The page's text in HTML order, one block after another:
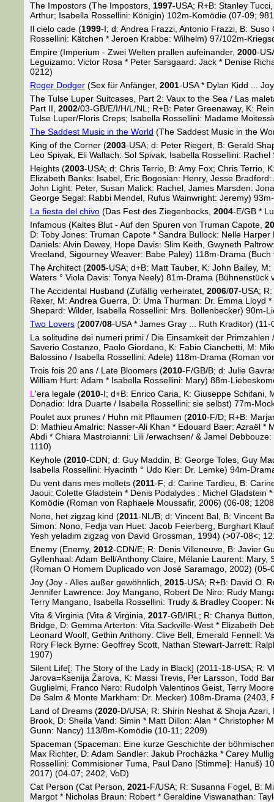
The Impostors (The Impostors, 1997-USA; R+B: Stanley
Arthur; Isabella Rossellini: Königin) 102m-Komödie (07-09;
Il cielo cade (1999-I; d: Andrea Frazzi, Antonio Frazzi, B:
Rossellini: Kätchen * Jeroen Krabbe: Wilhelm) 97/102m-
Empire (Imperium - Zwei Welten prallen aufeinander, 2000-
Leguizamo: Victor Rosa * Peter Sarsgaard: Jack * Denise
0212)
Roger Dodger (Sex für Anfänger, 2001-USA * Dylan Kidd ...
The Tulse Luper Suitcases, Part 2: Vaux to the Sea / Las
Part II, 2002/03-GB/E/I/H/L/NL; R+B: Peter Greenaway, K:
Tulse Luper/Floris Creps; Isabella Rossellini: Madame
The Saddest Music in the World (The Saddest Music in the
King of the Corner (2003-USA; d: Peter Riegert, B: Gerald
Leo Spivak, Eli Wallach: Sol Spivak, Isabella Rossellini:
Heights (2003-USA; d: Chris Terrio, B: Amy Fox; Chris Terrio,
Elizabeth Banks: Isabel, Eric Bogosian: Henry, Jesse
John Light: Peter, Susan Malick: Rachel, James Marsden:
George Segal: Rabbi Mendel, Rufus Wainwright: Jeremy)
La fiesta del chivo (Das Fest des Ziegenbocks, 2004-E/GB *
Infamous (Kaltes Blut - Auf den Spuren von Truman Capote,
D: Toby Jones: Truman Capote * Sandra Bullock: Nelle
Daniels: Alvin Dewey, Hope Davis: Slim Keith, Gwyneth
Vreeland, Sigourney Weaver: Babe Paley) 118m-Drama
The Architect (2005-USA; d+B: Matt Tauber, K: John Bailey,
Waters ° Viola Davis: Tonya Neely) 81m-Drama
The Accidental Husband (Zufällig verheiratet, 2006/07-USA;
Rexer, M: Andrea Guerra, D: Uma Thurman: Dr. Emma Lloyd
Shepard: Wilder, Isabella Rossellini: Mrs. Bollenbecker) 90m-
Two Lovers (2007/08-USA * James Gray ... Ruth Kraditor) (11-
La solitudine dei numeri primi / Die Einsamkeit der
Saverio Costanzo, Paolo Giordano, K: Fabio Cianchetti, M:
Balossino / Isabella Rossellini: Adele) 118m-Drama (Roman
Trois fois 20 ans / Late Bloomers (2010-F/GB/B; d: Julie
William Hurt: Adam * Isabella Rossellini: Mary) 88m-
L 'era legale (2010-I; d+B: Enrico Caria, K: Giuseppe Schifani,
Donadio: Idra Duarte / Isabella Rossellini: sie selbst) 77m-
Poulet aux prunes / Huhn mit Pflaumen (2010-F/D; R+B:
D: Mathieu Amalric: Nasser-Ali Khan * Edouard Baer: Azraël
Abdi * Chiara Mastroianni: Lili /erwachsen/ & Jamel
1110)
Keyhole (2010-CDN; d: Guy Maddin, B: George Toles, Guy
Isabella Rossellini: Hyacinth ° Udo Kier: Dr. Lemke) 94m-
Du vent dans mes mollets (2011-F; d: Carine Tardieu, B:
Jaoui: Colette Gladstein * Denis Podalydes : Michel
Komödie (Roman von Raphaele Moussafir, 2006) (06-08;
Nono, het zigzag kind (2011-NL/B; d: Vincent Bal, B: Vincent
Simon: Nono, Fedja van Huet: Jacob Feierberg, Burghart
Yesh yeladim zigzag von David Grossman, 1994) (>07-08<;
Enemy (Enemy, 2012-CDN/E; R: Denis Villeneuve, B: Javier
Gyllenhaal: Adam Bell/Anthony Claire, Mélanie Laurent:
(Roman O Homem Duplicado von José Saramago, 2002) (05-
Joy (Joy - Alles außer gewöhnlich, 2015-USA; R+B: David O.
Jennifer Lawrence: Joy Mangano, Robert De Niro: Rudy
Terry Mangano, Isabella Rossellini: Trudy & Bradley Cooper:
Vita & Virginia (Vita & Virginia, 2017-GB/IRL; R: Chanya
Bridge, D: Gemma Arterton: Vita Sackville-West * Elizabeth
Leonard Woolf, Gethin Anthony: Clive Bell, Emerald Fennell:
Rory Fleck Byrne: Geoffrey Scott, Nathan Stewart-Jarrett:
1907)
Silent Life[: The Story of the Lady in Black] (2011-18-USA; R:
Jarova=Ksenija Žarova, K: Massi Trevis, Per Larsson, Todd
Guglielmi, Franco Nero: Rudolph Valentinos Geist, Terry
De Salm & Monte Markham: Dr. Mecker) 108m-Drama (2403,
Land of Dreams (2020-D/USA; R: Shirin Neshat & Shoja
Brook, D: Sheila Vand: Simin * Matt Dillon: Alan * Christopher
Gunn: Nancy) 113/8m-Komödie (10-11; 2209)
Spaceman (Spaceman: Eine kurze Geschichte der
Max Richter, D: Adam Sandler: Jakub Procházka * Carey
Rossellini: Commisioner Tuma, Paul Dano [Stimme]: Hanuš)
2017) (04-07; 2402, VoD)
Cat Person (Cat Person, 2021-F/USA; R: Susanna Fogel, B:
Margot * Nicholas Braun: Robert * Geraldine Viswanathan: